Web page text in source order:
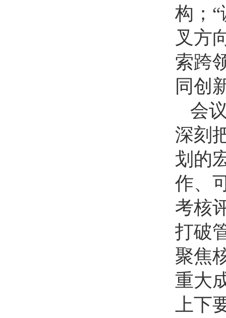
构；
叉方
索跨
同创
会
深刻
划的
作、
考核
打破
聚焦
重大
上下